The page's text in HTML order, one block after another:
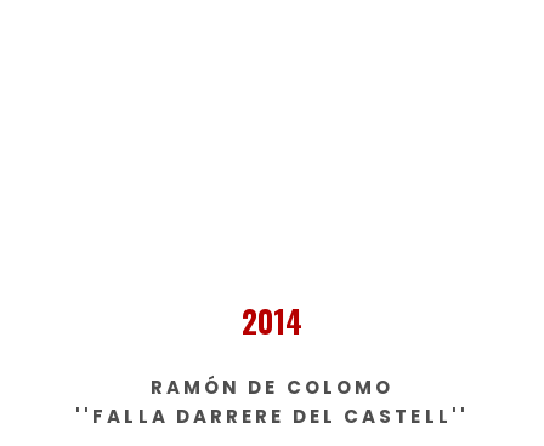
2014
RAMÓN DE COLOMO
''FALLA DARRERE DEL CASTELL''